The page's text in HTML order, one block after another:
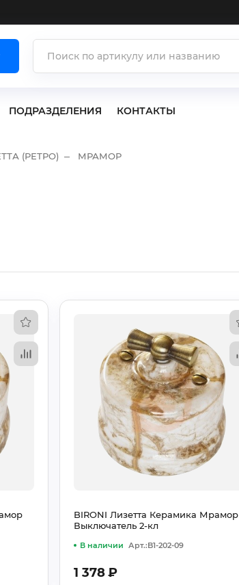
ПОДРАЗДЕЛЕНИЯ КОНТАКТЫ
(РЕТРО) МРАМОР
Арт.:B1-202-09
В наличии
BIRONI Лизетта Керамика Мрамор
Выключатель 2-кл
1 378₽